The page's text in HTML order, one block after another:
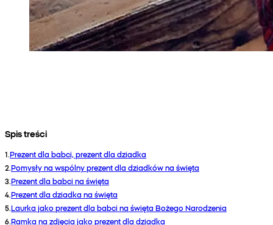
Spis treści
1.Prezent dla babci, prezent dla dziadka
2.Pomysły na wspólny prezent dla dziadków na święta
3.Prezent dla babci na święta
4.Prezent dla dziadka na święta
5.Laurka jako prezent dla babci na święta Bożego Narodzenia
6.Ramka na zdjęcia jako prezent dla dziadka